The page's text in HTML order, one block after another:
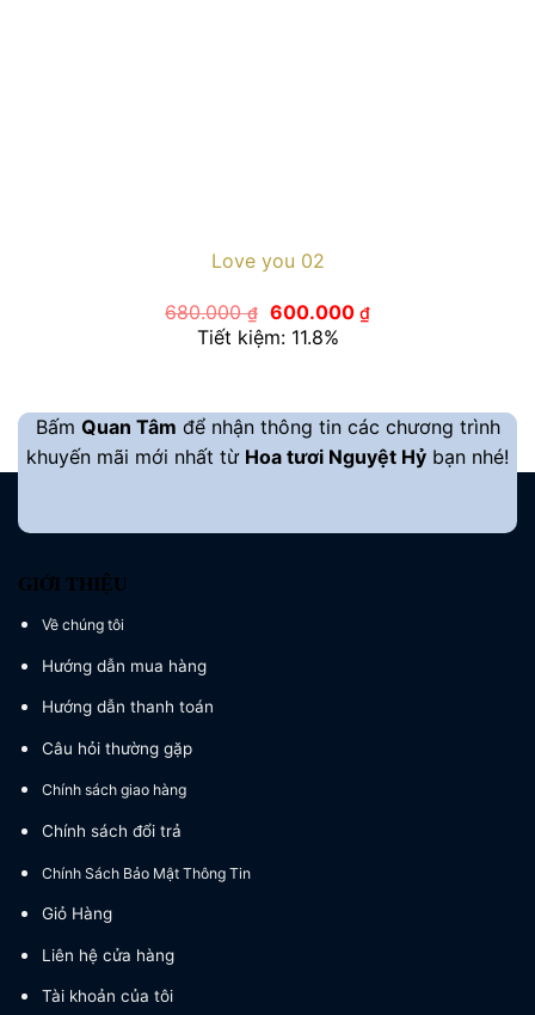
Love you 02
680.000₫ Giá
gốc
là:
600.000 ₫Giá
hiện
Tiết kiệm: 11.8%
Bấm Quan Tâm để nhận thông tin các chương trình
khuyến mãi mới nhất từ Hoa tươi Nguyệt Hỷ bạn nhé!
GIỚI THIỆU
Về chúng tôi
Hướng dẫn mua hàng
Hướng dẫn thanh toán
Câu hỏi thường gặp
Chính sách giao hàng
Chính sách đổi trả
Chính Sách Bảo Mật Thông Tin
Giỏ Hàng
Liên hệ cửa hàng
Tài khoản của tôi